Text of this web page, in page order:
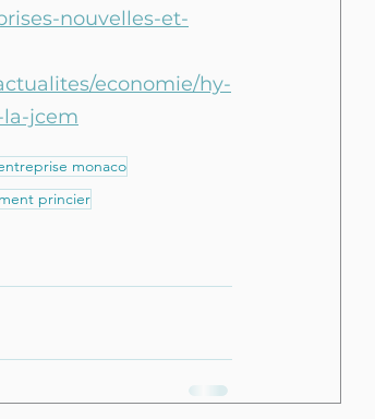
nouvelles-et-
economie/hy-
jcem
monaco
princier